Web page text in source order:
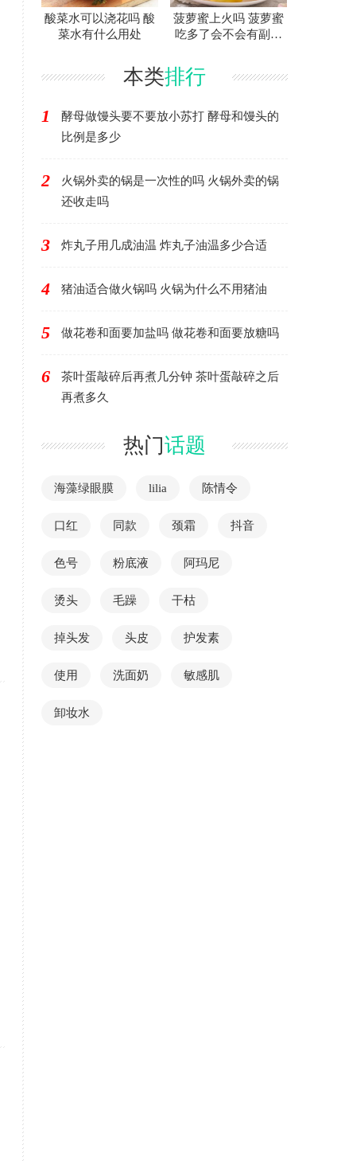
酸菜水可以浇花吗 酸
菜水有什么用处
菠萝蜜上火吗 菠萝蜜
吃多了会不会有副作
本类排行
1
酵母做馒头要不要放小苏打 酵母和馒头的
比例是多少
2
火锅外卖的锅是一次性的吗 火锅外卖的锅
还收走吗
3 炸丸子用几成油温 炸丸子油温多少合适
4 猪油适合做火锅吗 火锅为什么不用猪油
5 做花卷和面要加盐吗 做花卷和面要放糖吗
6
茶叶蛋敲碎后再煮几分钟 茶叶蛋敲碎之后
再煮多久
热门话题
海藻绿眼膜 lilia 陈情令
口红 同款 颈霜 抖音
色号 粉底液 阿玛尼
烫头 毛躁 干枯
掉头发 头皮 护发素
使用 洗面奶 敏感肌
卸妆水